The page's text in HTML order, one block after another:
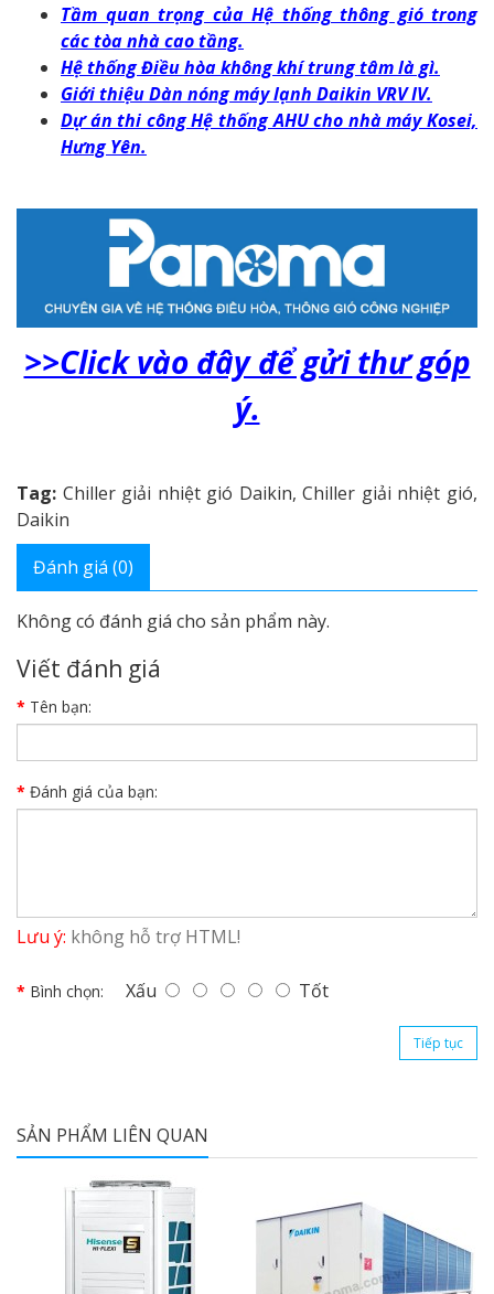
Tầm quan trọng của Hệ thống thông gió trong
các tòa nhà cao tầng.
Hệ thống Điều hòa không khí trung tâm là gì.
Giới thiệu Dàn nóng máy lạnh Daikin VRV IV.
Dự án thi công Hệ thống AHU cho nhà máy Kosei,
Hưng Yên.
>>Click vào đây để gửi thư góp
ý.
Tag: Chiller giải nhiệt gió Daikin,Chiller giải nhiệt gió,
Daikin
Đánh giá (0)
Không có đánh giá cho sản phẩm này.
Viết đánh giá
Tên bạn:
Đánh giá của bạn:
Lưu ý: không hỗ trợ HTML!
Bình chọn: Xấu Tốt
Tiếp tục
SẢN PHẨM LIÊN QUAN